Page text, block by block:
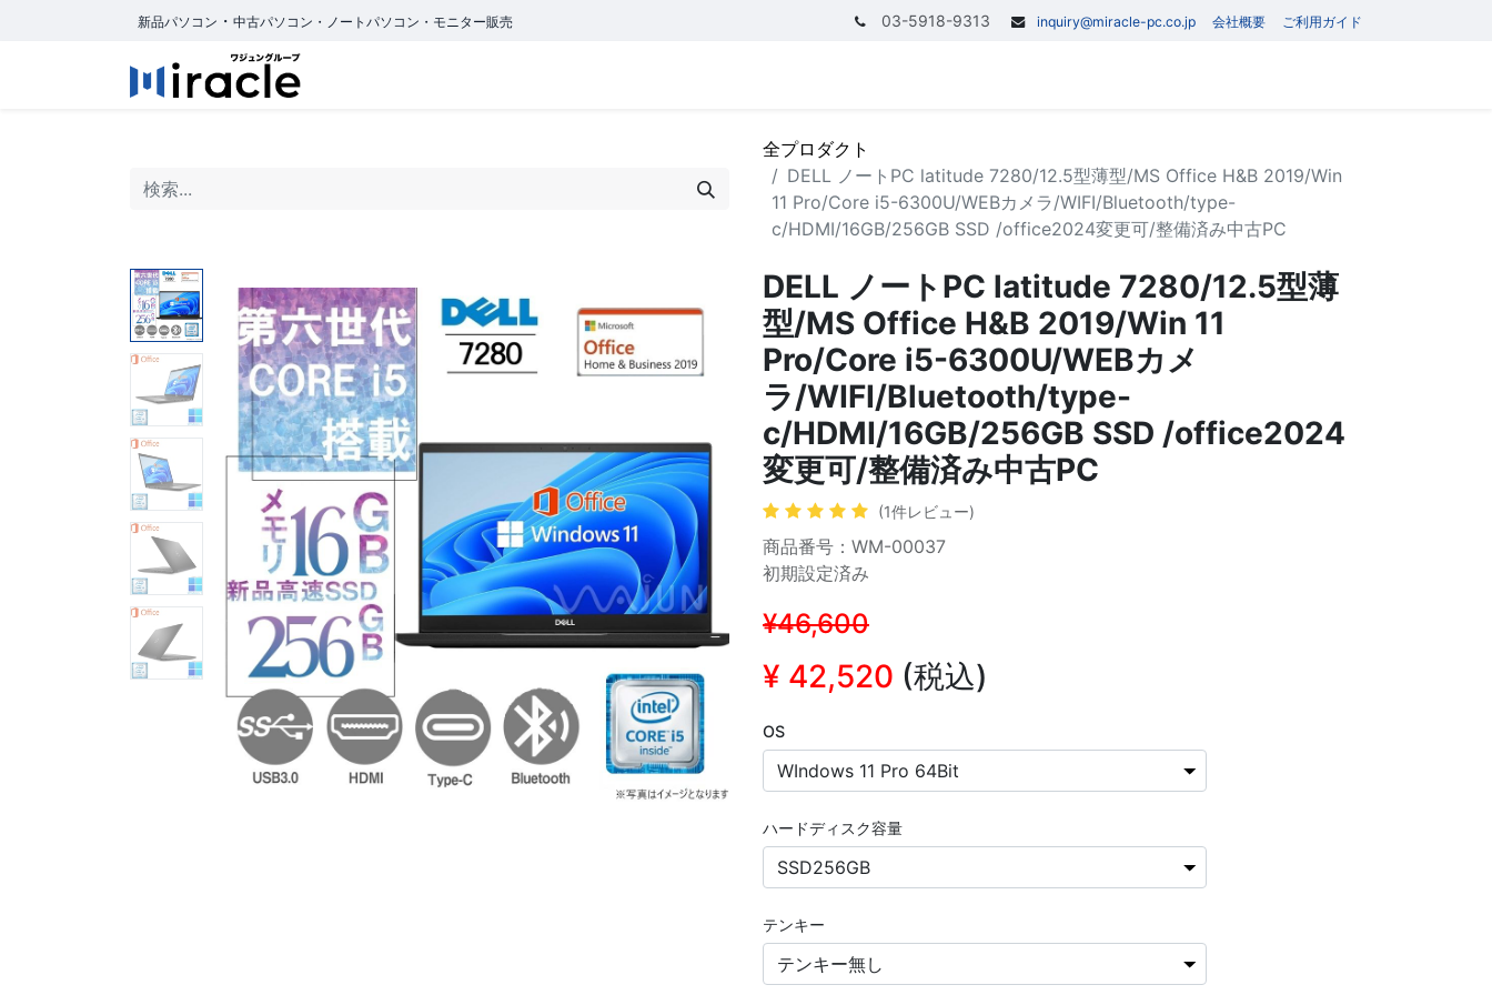
新品パソコン ・ 中古パソコン・ノートパソコン・モニター販売 03-5918-9313 inquiry@miracle-pc.co.jp 会社概要 ご利用ガイド
全プロダクト
DELL ノートPC latitude 7280/12.5型薄型/MS Office H&B 2019/Win
11 Pro/Core i5-6300U/WEBカメラ/WIFI/Bluetooth/type-
c/HDMI/16GB/256GB SSD /office2024変更可/整備済み中古PC
DELL ノートPC latitude 7280/12.5型薄
型/MS Office H&B 2019/Win 11
Pro/Core i5-6300U/WEBカメ
ラ/WIFI/Bluetooth/type-
c/HDMI/16GB/256GB SSD /office2024
変更可/整備済み中古PC
(1件レビュー)
商品番号：WM-00037
初期設定済み
¥46,600
¥ 42,520 (税込)
OS
ハードディスク容量
テンキー